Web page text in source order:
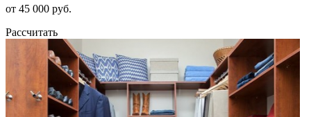
от 45 000 руб.
Рассчитать